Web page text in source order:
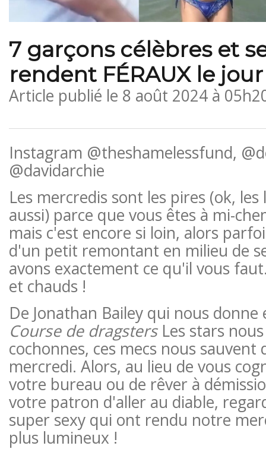
7 garçons célèbres et
rendent FÉRAUX le
Article publié le 8 août 2024 à
Instagram @theshamelessfund,
@davidarchie
Les mercredis sont les pires (ok,
aussi) parce que vous êtes à mi-
mais c'est encore si loin, alors
d'un petit remontant en milieu de
avons exactement ce qu'il vous
et chauds !
De Jonathan Bailey qui nous donne
Course de dragstersLes stars
cochonnes, ces mecs nous sauvent
mercredi. Alors, au lieu de vous
votre bureau ou de rêver à
votre patron d'aller au diable,
super sexy qui ont rendu notre
plus lumineux !